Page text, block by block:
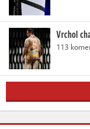
Vrchol
113